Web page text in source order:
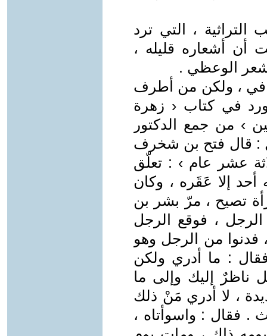
، التي ترد
أن أشعاره قليله ،
الوعظي .
، ولكن من أطرف
في كتاب ‹ زهرة
› من جمع الدكتور
: قال فتح بن شخرف
عشر عام › : تعلّق
أحد إلا عَقَره ، وكان
تصيح ، مرّ بشر بن
، فوقع الرجل
من الرجل وهو
: ما أدري ولكن
ناظرٌ إليك وإلى ما
، لا أدري مَنْ ذلك
. فقال : واسوأتاه ،